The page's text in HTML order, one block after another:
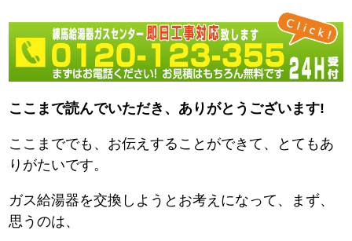
ここまで読んでいただき、ありがとうございます!
ここまででも、お伝えすることができて、とてもあ
りがたいです。
ガス給湯器を交換しようとお考えになって、まず、
思うのは、